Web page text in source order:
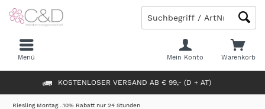
KOSTENLOSER VERSAND AB € 99,- (D + AT)
Warenkorb
Mein Konto
Menü
Riesling Montag…10% Rabatt nur 24 Stunden